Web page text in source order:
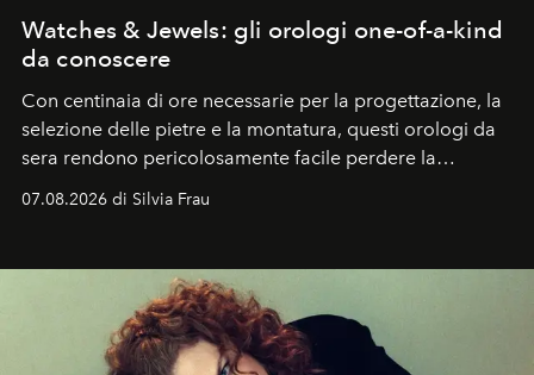
Watches & Jewels: gli orologi one-of-a-kind
da conoscere
Con centinaia di ore necessarie per la progettazione, la
selezione delle pietre e la montatura, questi orologi da
sera rendono pericolosamente facile perdere la
cognizione del tempo. Ma con quadranti così
07.08.2026 di Silvia Frau